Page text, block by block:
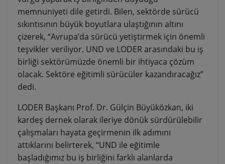
memnuniyeti dile getirdi. Bilen, sektörde sürücü
sıkıntısının büyük boyutlara ulaştığının altını
çizerek, “Avrupa’da sürücü yetiştirmek için önemli
teşvikler veriliyor. UND ve LODER arasındaki bu iş
birliği sektörümüzde önemli bir ihtiyaca çözüm
olacak. Sektöre eğitimli sürücüler kazandıracağız”
dedi.
LODER Başkanı Prof. Dr. Gülçin Büyüközkan, iki
kardeş dernek olarak ileriye dönük sürdürülebilir
çalışmaları hayata geçirmenin ilk adımını
attıklarını belirterek, “UND ile eğitimle
başladığımız bu iş birliğini farklı alanlarda